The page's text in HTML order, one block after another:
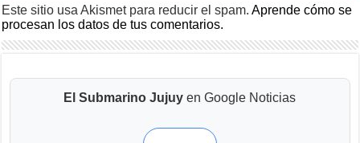
Este sitio usa Akismet para reducir el spam.Aprende cómo se
procesan los datos de tus comentarios.
El Submarino Jujuy en Google Noticias